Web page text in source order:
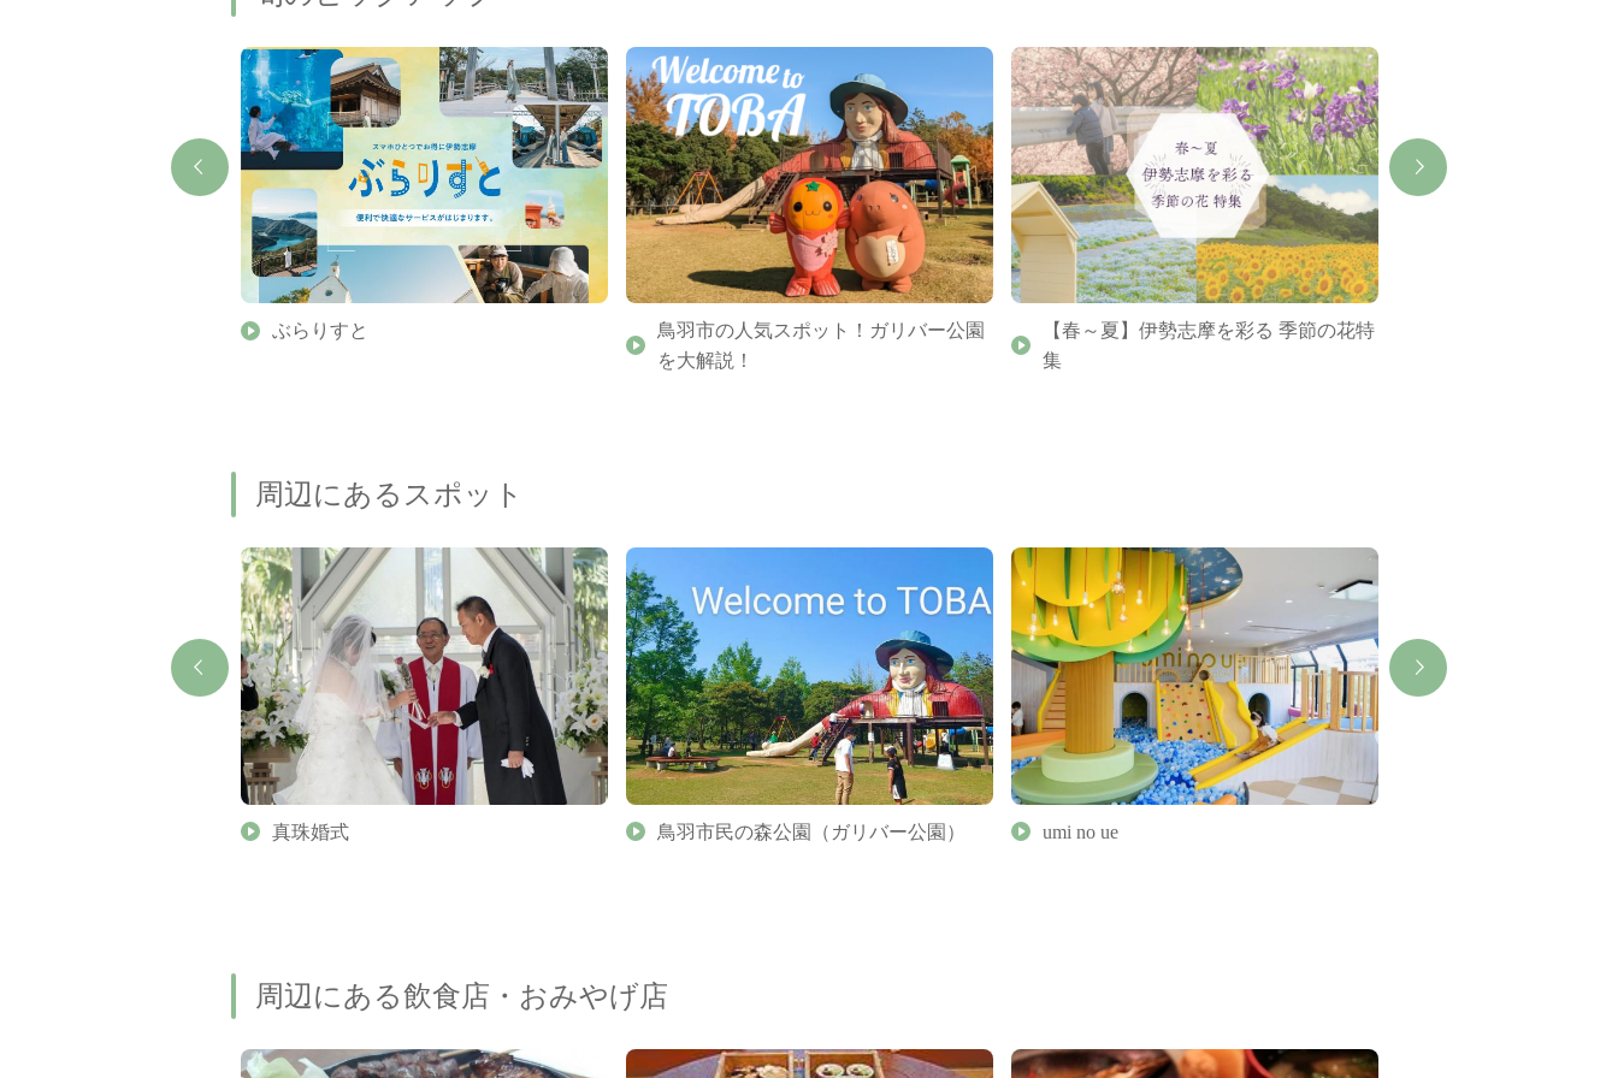
ぶらりすと
鳥羽市の人気スポット！ガリバー公園
を大解説！
【春～夏】伊勢志摩を彩る 季節の花特
集
周辺にあるスポット
真珠婚式 鳥羽市民の森公園（ガリバー公園） umi no ue
周辺にある飲食店・おみやげ店